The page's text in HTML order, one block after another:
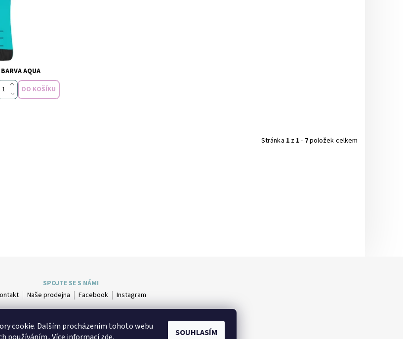
Emitex
AQUA
Stránka 1z 1- 7položek celkem
SPOJTE SE S NÁMI
Naše prodejna Facebook Instagram
cookie. Dalším procházením tohoto webu
SOUHLASÍM